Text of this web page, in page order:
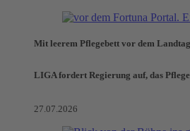
Mit leerem Pflegebett vor dem Landtag
LIGA fordert Regierung auf, das
27.07.2026